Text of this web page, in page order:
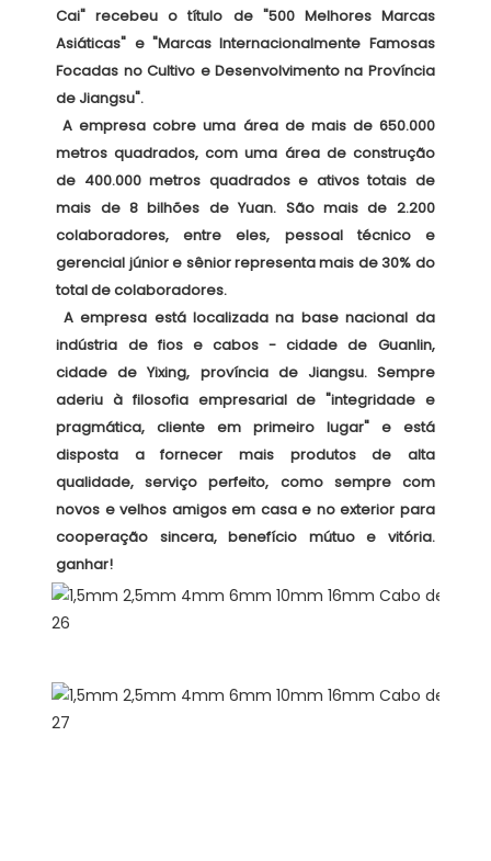
Cai" recebeu o título de "500 Melhores Marcas
Asiáticas" e "Marcas Internacionalmente Famosas
Focadas no Cultivo e Desenvolvimento na Província
de Jiangsu".
A empresa cobre uma área de mais de 650.000
metros quadrados, com uma área de construção
de 400.000 metros quadrados e ativos totais de
mais de 8 bilhões de Yuan. São mais de 2.200
colaboradores, entre eles, pessoal técnico e
gerencial júnior e sênior representa mais de 30% do
total de colaboradores.
indústria de fios e cabos - cidade de Guanlin,
cidade de Yixing, província de Jiangsu. Sempre
aderiu à filosofia empresarial de "integridade e
pragmática, cliente em primeiro lugar" e está
disposta a fornecer mais produtos de alta
qualidade, serviço perfeito, como sempre com
novos e velhos amigos em casa e no exterior para
cooperação sincera, benefício mútuo e vitória.